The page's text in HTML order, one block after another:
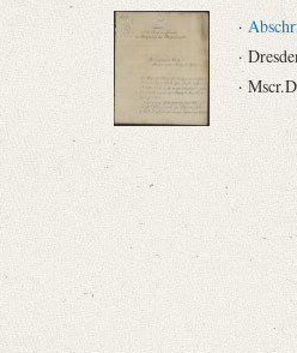
·
·
·